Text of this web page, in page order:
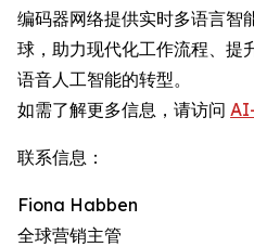
编码器网络提供实时多语言
球，助力现代化工作流程、提
语音人工智能的转型。
如需了解更多信息，请访问
联系信息：
Fiona Habben
全球营销主管